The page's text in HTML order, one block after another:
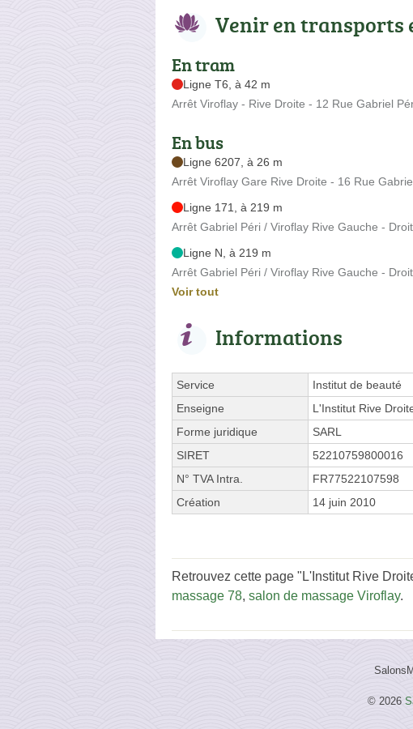
Venir en transports
En tram
Ligne T6, à 42 m
Arrêt Viroflay - Rive Droite - 12 Rue Gabriel
En bus
Ligne 6207, à 26 m
Arrêt Viroflay Gare Rive Droite - 16 Rue
Ligne 171, à 219 m
Arrêt Gabriel Péri / Viroflay Rive Gauche -
Ligne N, à 219 m
Arrêt Gabriel Péri / Viroflay Rive Gauche -
Voir tout
Informations
Service
Institut de beauté
Enseigne
L'Institut Rive
Forme juridique
SARL
SIRET
52210759800016
N° TVA Intra.
FR77522107598
Création
14 juin 2010
Retrouvez cette page "L'Institut Rive
massage 78, salon de massage Viroflay.
© 2026